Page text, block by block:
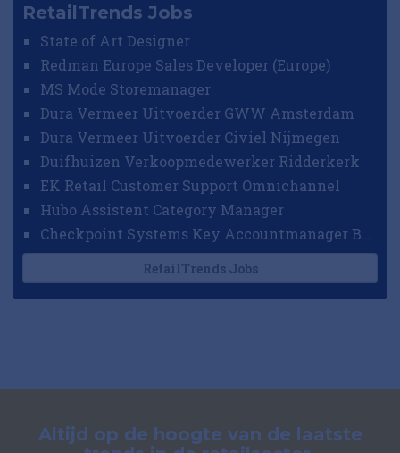
RetailTrends Jobs
State of Art Designer
Redman Europe Sales Developer (Europe)
MS Mode Storemanager
Dura Vermeer Uitvoerder GWW Amsterdam
Dura Vermeer Uitvoerder Civiel Nijmegen
Duifhuizen Verkoopmedewerker Ridderkerk
EK Retail Customer Support Omnichannel
Hubo Assistent Category Manager
RetailTrends Jobs
Altijd op de hoogte van de laatste